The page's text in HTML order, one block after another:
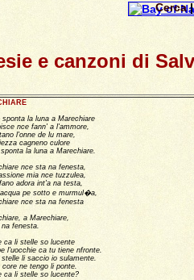
e canzoni di
sponta la luna a Marechiare
nce fann' a l'ammore,
l'onne de lu mare,
cagneno culore
la luna a Marechiare.
nce sta na fenesta,
mia nce tuzzulea,
adora int'a na testa,
pe sotto e murmul�a,
nce sta na fenesta
a Marechiare,
fenesta.
ca li stelle so lucente
l'uocchie ca tu tiene nfronte.
stelle li saccio io sulamente.
core ne tengo li ponte.
ca li stelle so lucente?
Cerca